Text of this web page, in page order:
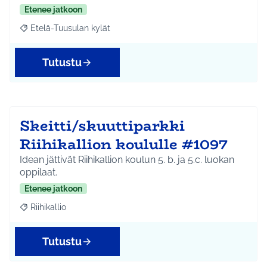
Etenee jatkoon
Rajaa tulokset aihepiirin mukaan: Etelä-Tuusulan kylät
Etelä-Tuusulan kylät
Tutustu
Skeitti/skuuttiparkki
Riihikallion koululle #1097
Idean jättivät Riihikallion koulun 5. b. ja 5.c. luokan
oppilaat.
Etenee jatkoon
Rajaa tulokset aihepiirin mukaan: Riihikallio
Riihikallio
Tutustu